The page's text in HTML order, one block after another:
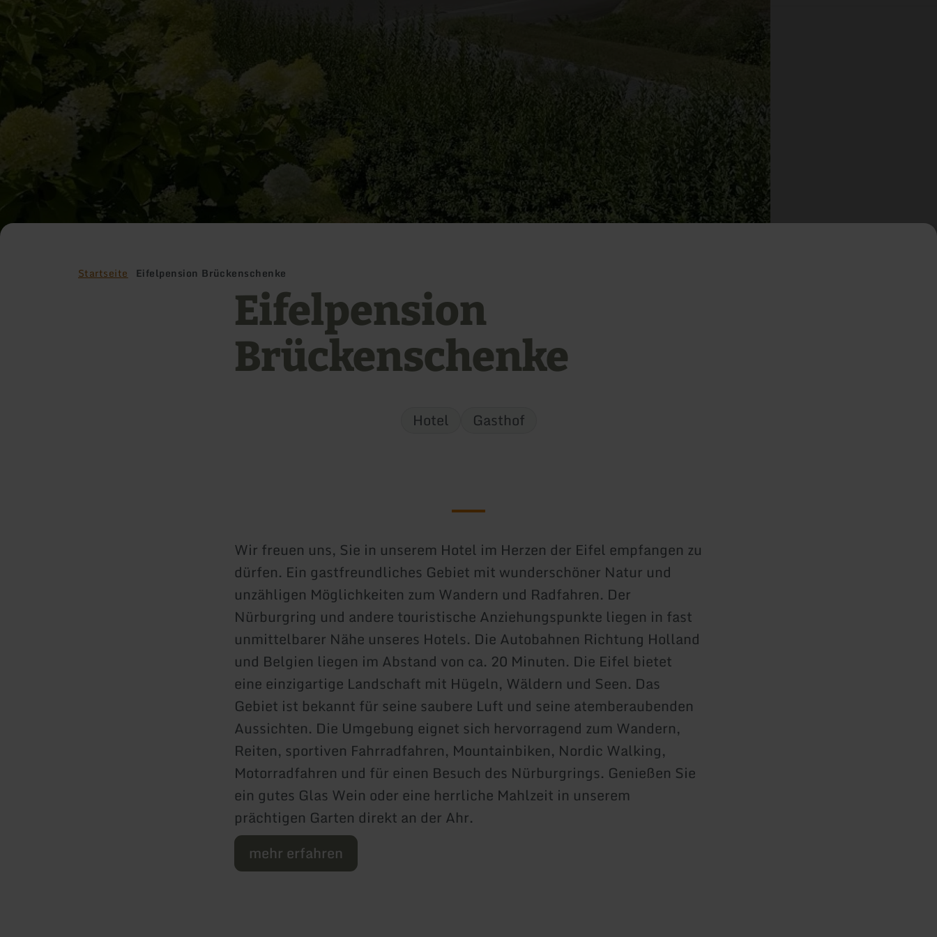
Startseite Eifelpension Brückenschenke
Eifelpension
Brückenschenke
Hotel Gasthof
Wir freuen uns, Sie in unserem Hotel im Herzen der Eifel empfangen zu
dürfen. Ein gastfreundliches Gebiet mit wunderschöner Natur und
unzähligen Möglichkeiten zum Wandern und Radfahren. Der
Nürburgring und andere touristische Anziehungspunkte liegen in fast
unmittelbarer Nähe unseres Hotels. Die Autobahnen Richtung Holland
und Belgien liegen im Abstand von ca. 20 Minuten. Die Eifel bietet
eine einzigartige Landschaft mit Hügeln, Wäldern und Seen. Das
Gebiet ist bekannt für seine saubere Luft und seine atemberaubenden
Aussichten. Die Umgebung eignet sich hervorragend zum Wandern,
Reiten, sportiven Fahrradfahren, Mountainbiken, Nordic Walking,
Motorradfahren und für einen Besuch des Nürburgrings. Genießen Sie
ein gutes Glas Wein oder eine herrliche Mahlzeit in unserem
prächtigen Garten direkt an der Ahr.
mehr erfahren